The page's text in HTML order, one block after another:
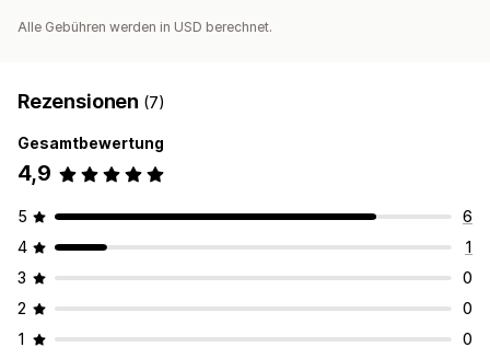
Alle Gebühren werden in USD berechnet.
Rezensionen (7)
Gesamtbewertung
4,9
5
6
4
1
3
0
2
0
1
0